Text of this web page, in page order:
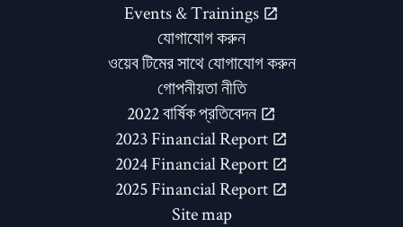
Events & Trainings
যোগাযোগ করুন
ওয়েব টিমের সাথে যোগাযোগ করুন
গোপনীয়তা নীতি
2022 বার্ষিক প্রতিবেদন
2023 Financial Report
2024 Financial Report
2025 Financial Report
Site map